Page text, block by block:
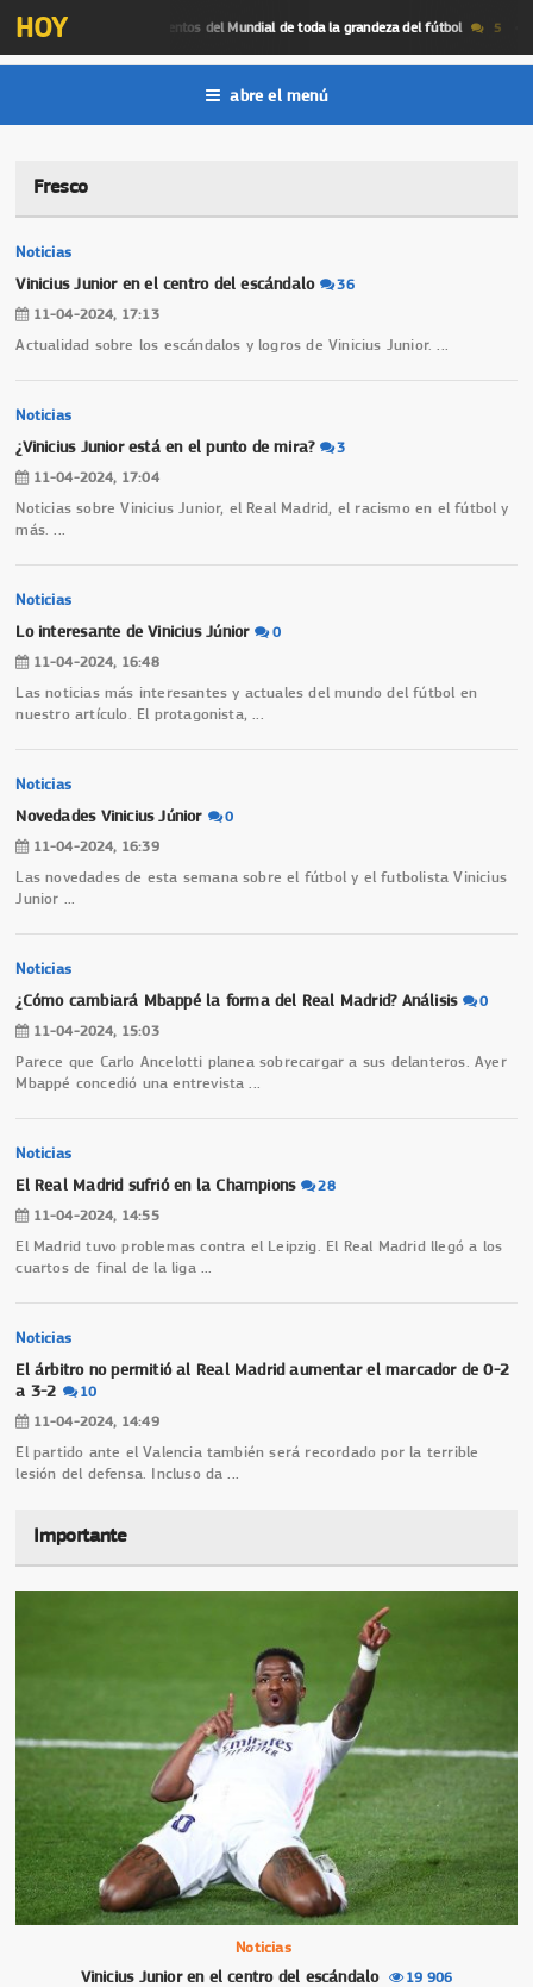
HOY
momentos Momentos del Mundial de toda la grandeza del fútbol 5 los
abre el menú
Fresco
Noticias
Vinicius Junior en el centro del escándalo
36
11-04-2024, 17:13
Actualidad sobre los escándalos y logros de Vinicius Junior....
Noticias
¿Vinicius Junior está en el punto de mira?
3
11-04-2024, 17:04
Noticias sobre Vinicius Junior, el Real Madrid, el racismo en el fútbol y
más....
Noticias
Lo interesante de Vinicius Júnior
0
11-04-2024, 16:48
Las noticias más interesantes y actuales del mundo del fútbol en
nuestro artículo. El protagonista,...
Noticias
Novedades Vinicius Júnior
0
11-04-2024, 16:39
Las novedades de esta semana sobre el fútbol y el futbolista Vinicius
Junior ...
Noticias
¿Cómo cambiará Mbappé la forma del Real Madrid? Análisis
0
11-04-2024, 15:03
Parece que Carlo Ancelotti planea sobrecargar a sus delanteros. Ayer
Mbappé concedió una entrevista...
Noticias
El Real Madrid sufrió en la Champions
28
11-04-2024, 14:55
El Madrid tuvo problemas contra el Leipzig. El Real Madrid llegó a los
cuartos de final de la liga ...
Noticias
El árbitro no permitió al Real Madrid aumentar el marcador de 0-2
a 3-2
10
11-04-2024, 14:49
El partido ante el Valencia también será recordado por la terrible
lesión del defensa. Incluso da...
Importante
Noticias
Vinicius Junior en el centro del escándalo 19 906